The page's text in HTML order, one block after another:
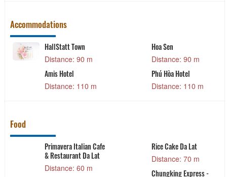
Accommodations
HallStatt Town
Distance: 90 m
Hoa Sen
Distance: 90 m
Amis Hotel
Distance: 110 m
Phú Hòa Hotel
Distance: 110 m
Food
Primavera Italian Cafe
& Restaurant Da Lat
Rice Cake Da Lat
Distance: 70 m